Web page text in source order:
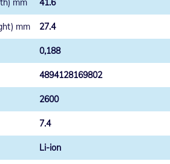
41.6
27.4
0,188
4894128169802
2600
7.4
Li-ion